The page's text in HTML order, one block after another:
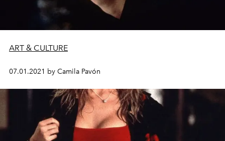
ART & CULTURE
07.01.2021 by Camila Pavón